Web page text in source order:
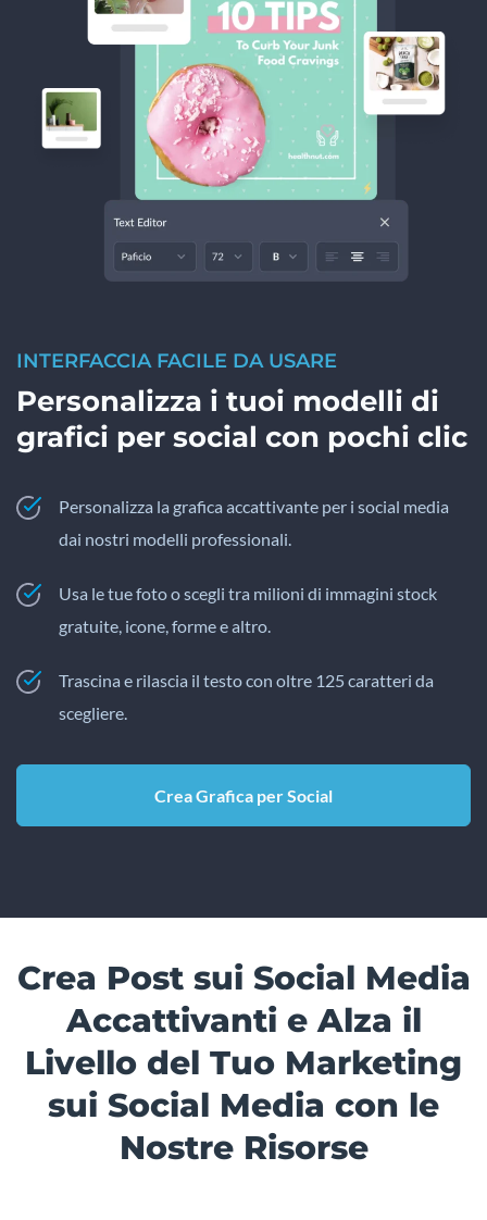
INTERFACCIA FACILE DA USARE
Personalizza i tuoi modelli di
grafici per social con pochi clic
Personalizza la grafica accattivante per i social media
dai nostri modelli professionali.
Usa le tue foto o scegli tra milioni di immagini stock
gratuite, icone, forme e altro.
Trascina e rilascia il testo con oltre 125 caratteri da
scegliere.
Crea Grafica per Social
Crea Post sui Social Media
Accattivanti e Alza il
Livello del Tuo Marketing
sui Social Media con le
Nostre Risorse